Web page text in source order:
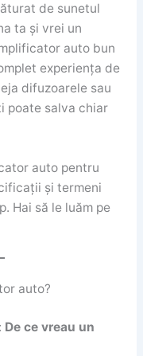
de sunetul
ta și vrei un
auto bun
experiența de
difuzoarele sau
poate salva chiar
auto pentru
și termeni
Hai să le luăm pe
auto?
De ce vreau un